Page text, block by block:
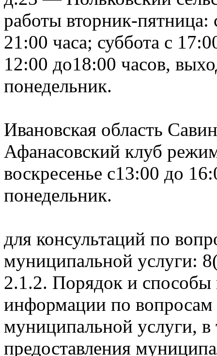
работы вторник-
21:00 часа; суббота с
12:00 до18:00 часов,
Ивановская область
Афанасовский клуб
воскресенье с13:00 до
понедельник.
для консультаций по
муниципальной услуги:
2.1.2. Порядок и способы
информации по вопросам
муниципальной услуги, в
предоставления